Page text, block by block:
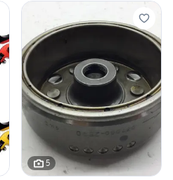
5